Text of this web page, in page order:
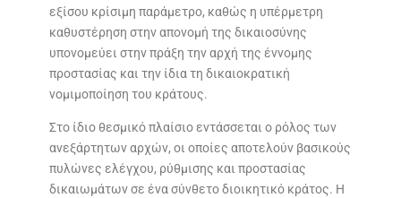
εξίσου κρίσιμη παράμετρο, καθώς η υπέρμετρη
καθυστέρηση στην απονομή της δικαιοσύνης
υπονομεύει στην πράξη την αρχή της έννομης
προστασίας και την ίδια τη δικαιοκρατική
νομιμοποίηση του κράτους.
Στο ίδιο θεσμικό πλαίσιο εντάσσεται ο ρόλος των
ανεξάρτητων αρχών, οι οποίες αποτελούν βασικούς
πυλώνες ελέγχου, ρύθμισης και προστασίας
δικαιωμάτων σε ένα σύνθετο διοικητικό κράτος. Η